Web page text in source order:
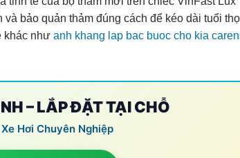
bảo quản thảm đúng cách để kéo dài tuổi thọ
khác như anh khang lap bac buoc cho kia
– LẮP ĐẶT TẠI CHỖ
Hơi Chuyên Nghiệp